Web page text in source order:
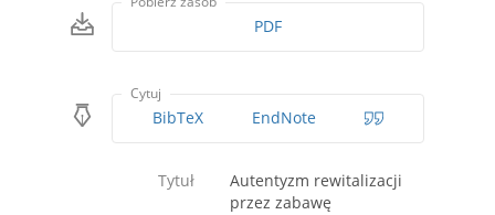
PDF
Cytuj
BibTeX EndNote
Tytuł
Autentyzm rewitalizacji
przez zabawę